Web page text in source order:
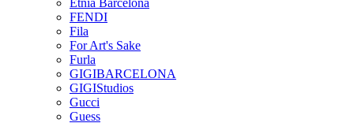
Etnia Barcelona
FENDI
Fila
For Art's Sake
Furla
GIGIBARCELONA
GIGIStudios
Gucci
Guess